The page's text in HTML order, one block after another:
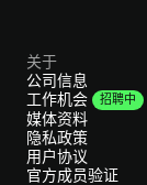
关于
公司信息
工作机会
招聘中
媒体资料
隐私政策
用户协议
官方成员验证